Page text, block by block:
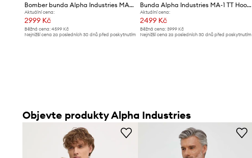
Bomber bunda Alpha Industries MA-1 VF 59 191118 07
Aktuální cena:
2999 Kč
Běžná cena: 4599 Kč
Nejnižší cena za posledních 30 dnů před poskytnutím
Bunda Alpha Industries MA-1 TT Hood
Aktuální cena:
2499 Kč
Běžná cena:3999 Kč
Nejnižší cena za posledních 30 dnů před poskytnutím
Objevte produkty Alpha Industries